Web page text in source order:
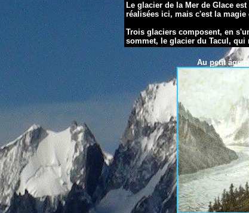
Le glacier de la Mer de Glace
réalisées ici, mais c'est la
Trois glaciers composent, en
sommet, le glacier du Tacul , qui
Au petit âge